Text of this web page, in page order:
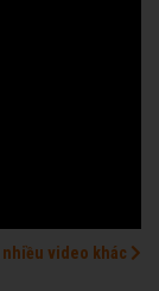
video khác